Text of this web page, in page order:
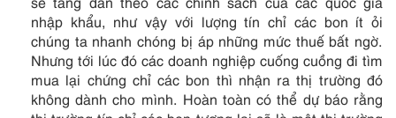
nhập khẩu, như vậy với lượng tín chỉ các bon ít ỏi
chúng ta nhanh chóng bị áp những mức thuế bất ngờ.
Nhưng tới lúc đó các doanh nghiệp cuống cuồng đi tìm
mua lại chứng chỉ các bon thì nhận ra thị trường đó
không dành cho mình. Hoàn toàn có thể dự báo rằng